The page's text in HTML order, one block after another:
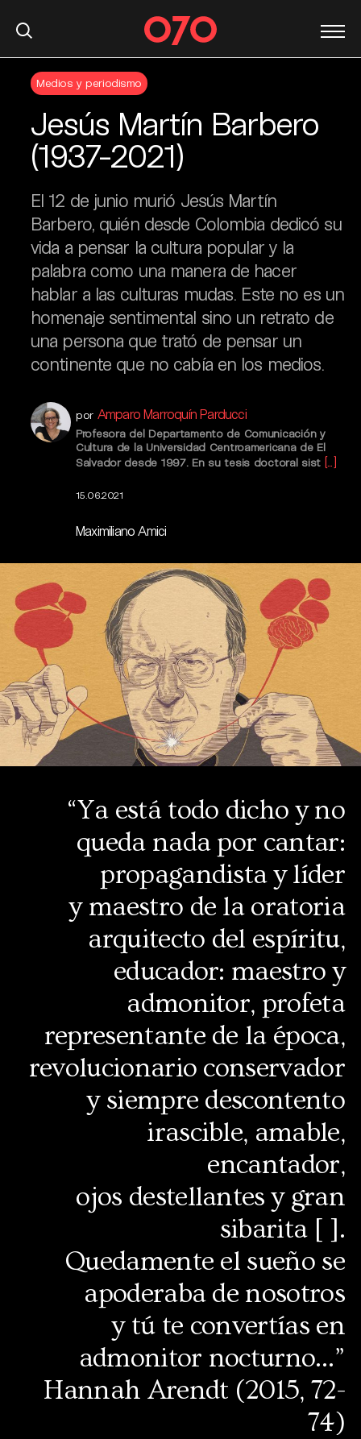
Medios y periodismo
Jesús Martín Barbero
(1937-2021)
El 12 de junio murió Jesús Martín
Barbero, quién desde Colombia dedicó su
vida a pensar la cultura popular y la
palabra como una manera de hacer
hablar a las culturas mudas. Este no es un
homenaje sentimental sino un retrato de
una persona que trató de pensar un
continente que no cabía en los medios.
por Amparo Marroquín Parducci
Profesora del Departamento de Comunicación y
Cultura de la Universidad Centroamericana de El
Salvador desde 1997. En su tesis doctoral sist [...]
15.06.2021
Maximiliano Amici
“Ya está todo dicho y no
queda nada por cantar:
propagandista y líder
y maestro de la oratoria
arquitecto del espíritu,
educador: maestro y
admonitor, profeta
representante de la época,
revolucionario conservador
y siempre descontento
irascible, amable,
encantador,
ojos destellantes y gran
sibarita [ ].
Quedamente el sueño se
apoderaba de nosotros
y tú te convertías en
admonitor nocturno…”
Hannah Arendt (2015, 72-
74)